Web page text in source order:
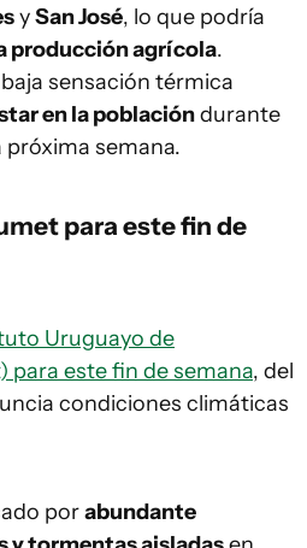
ySan José, lo que podría
producción agrícola.
sensación térmica
en la poblacióndurante
próxima semana.
para este fin de
Uruguayo de
este fin de semana, del
condiciones climáticas
porabundante